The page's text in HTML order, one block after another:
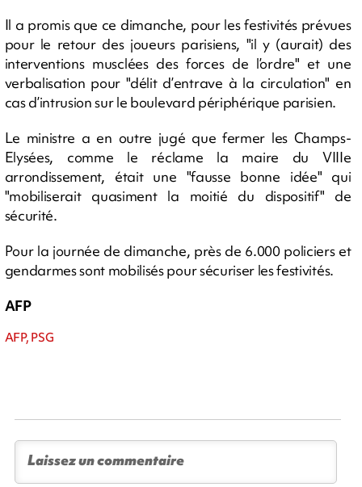
Il a promis que ce dimanche, pour les festivités prévues
pour le retour des joueurs parisiens, "il y (aurait) des
interventions musclées des forces de l’ordre" et une
verbalisation pour "délit d’entrave à la circulation" en
cas d’intrusion sur le boulevard périphérique parisien.
Le ministre a en outre jugé que fermer les Champs-
Elysées, comme le réclame la maire du VIIIe
arrondissement, était une "fausse bonne idée" qui
"mobiliserait quasiment la moitié du dispositif" de
sécurité.
Pour la journée de dimanche, près de 6.000 policiers et
gendarmes sont mobilisés pour sécuriser les festivités.
AFP
AFP, PSG